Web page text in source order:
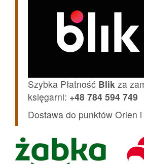
Szybka Płatność Blik za
księgarni: +48 784 594 749
Dostawa do punktów Orlen